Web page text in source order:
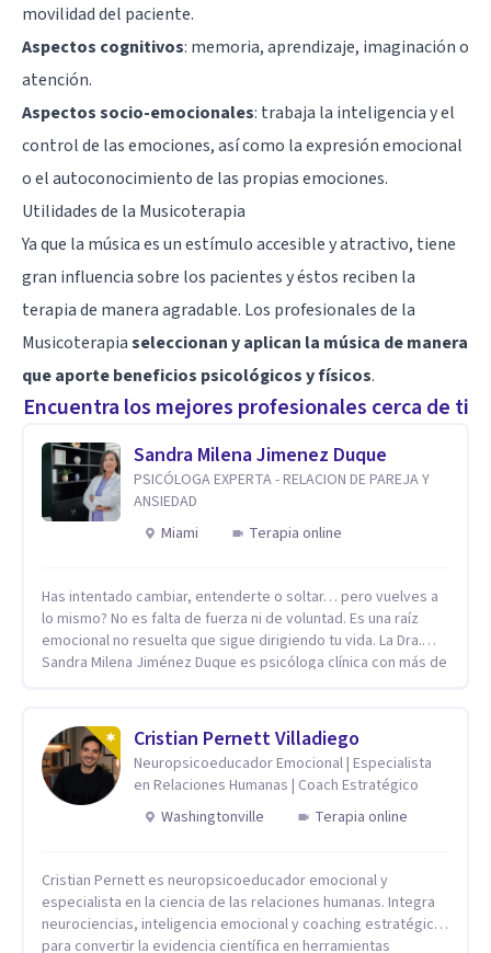
movilidad del paciente.
Aspectos cognitivos: memoria,aprendizaje, imaginacióno
atención.
Aspectos socio-emocionales: trabaja la inteligenciay el
control de las emociones, así como la expresión emocional
o el autoconocimiento de las propias emociones.
Utilidades de la Musicoterapia
Ya que la música es un estímulo accesible y atractivo, tiene
gran influencia sobre los pacientes y éstos reciben la
terapia de manera agradable. Los profesionales de la
Musicoterapiaseleccionan y aplican la música de manera
que aporte beneficios psicológicos y físicos.
Encuentra los mejores profesionales cerca de ti
Sandra Milena Jimenez Duque
PSICÓLOGA EXPERTA - RELACION DE PAREJA Y
ANSIEDAD
Miami
Terapia online
Has intentado cambiar, entenderte o soltar… pero vuelves a
lo mismo? No es falta de fuerza ni de voluntad. Es una raíz
emocional no resuelta que sigue dirigiendo tu vida. La Dra.
Sandra Milena Jiménez Duque es psicóloga clínica con más de
ansiedad, la baja autoestima, la dependencia emocional y los
conflictos de pareja. Ha trabajado con pacientes en
diferentes países, acompañando procesos complejos. Su
enfoque terapéutico se diferencia por una premisa clara: no
trabaja el síntoma, trabaja la raíz que lo origina. Su
infancia y reestructuración cognitiva profunda, permitiendo
transformar patrones, emociones y decisiones desde su
origen. Si buscas un proceso superficial, este no es el lugar.
Pero si estás listo(a) para comprender, sanar y transformar la
Cristian Pernett Villadiego
Neuropsicoeducador Emocional | Especialista
en Relaciones Humanas | Coach Estratégico
Washingtonville
Terapia online
Cristian Pernett es neuropsicoeducador emocional y
especialista en la ciencia de las relaciones humanas. Integra
neurociencias, inteligencia emocional y coaching estratégico
para convertir la evidencia científica en herramientas